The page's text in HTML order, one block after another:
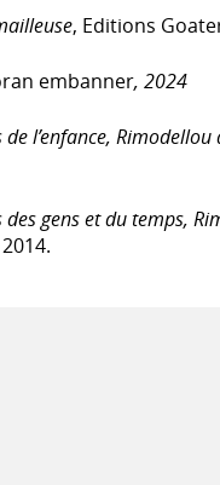
, Editions
embanner, 2024
de l’enfance, Rimodellou
des gens et du temps,